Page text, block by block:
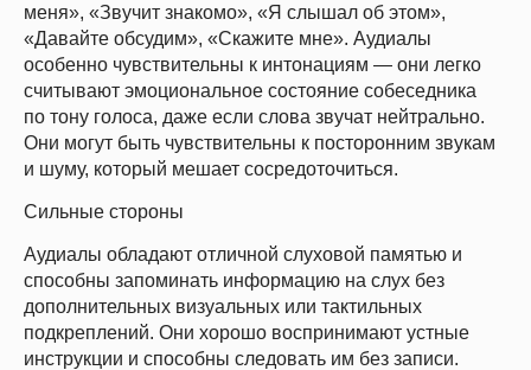
меня», «Звучит знакомо», «Я слышал об этом»,
«Давайте обсудим», «Скажите мне». Аудиалы
особенно чувствительны к интонациям — они легко
считывают эмоциональное состояние собеседника
по тону голоса, даже если слова звучат нейтрально.
Они могут быть чувствительны к посторонним звукам
и шуму, который мешает сосредоточиться.
Сильные стороны
Аудиалы обладают отличной слуховой памятью и
способны запоминать информацию на слух без
дополнительных визуальных или тактильных
подкреплений. Они хорошо воспринимают устные
инструкции и способны следовать им без записи.